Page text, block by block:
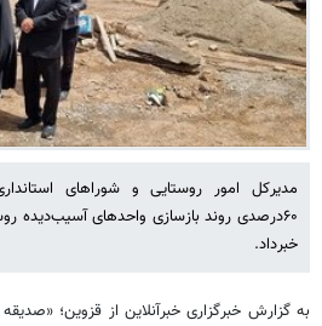
مدیرکل امور روستایی و شوراهای
۶۰درصدی روند بازسازی واحدهای آسیب‌دیده
خبرداد.
به گزارش خبرگزاری خبرآنلاین از قزوین؛